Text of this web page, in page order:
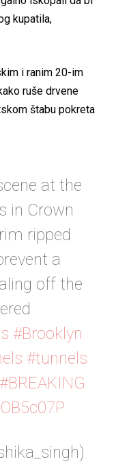
kupatila,
i ranim 20-im
ruše drvene
štabu pokreta
at the
in Crown
ripped
a
off the
#Brooklyn
#tunnels
#BREAKING